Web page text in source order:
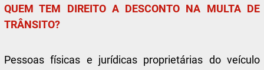
QUEM TEM DIREITO A DESCONTO NA MULTA DE
TRÂNSITO?
Pessoas físicas e jurídicas proprietárias do veículo